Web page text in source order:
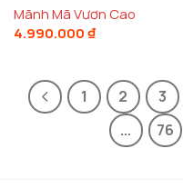
Mãnh Mã Vươn Cao
4.990.000 ₫
1 2 3
…
76